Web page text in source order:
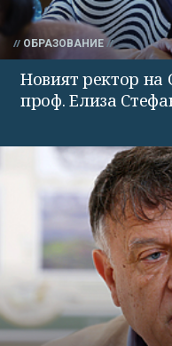
ОБРАЗОВАНИЕ
Новият ректор на
проф. Елиза